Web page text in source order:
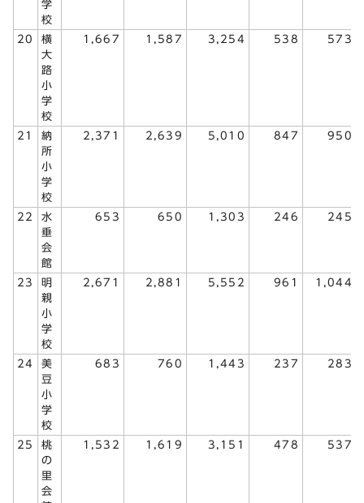
学
校
20
横
大
路
小
学
校
1,667 1,587 3,254 538 573
21
納
所
小
学
校
2,371 2,639 5,010 847 950
22
水
垂
会
館
653 650 1,303 246 245
23
明
親
小
学
校
2,671 2,881 5,552 961 1,044
24
美
豆
小
学
校
683 760 1,443 237 283
25
桃
の
里
会
1,532 1,619 3,151 478 537